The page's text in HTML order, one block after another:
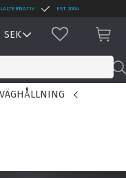
EST 2004
FAVORITER
VÄGHÅLLNING